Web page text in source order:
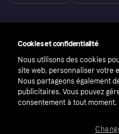
Cookies et confidentialité
Nous utilisons des cookies
site web, personnaliser votre
Nous partageons également
publicitaires. Vous pouvez
consentement à tout moment.